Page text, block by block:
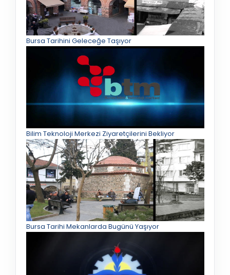
Bursa Tarihini Geleceğe Taşıyor
Bilim Teknoloji Merkezi Ziyaretçilerini Bekliyor
Bursa Tarihi Mekanlarda Bugünü Yaşıyor